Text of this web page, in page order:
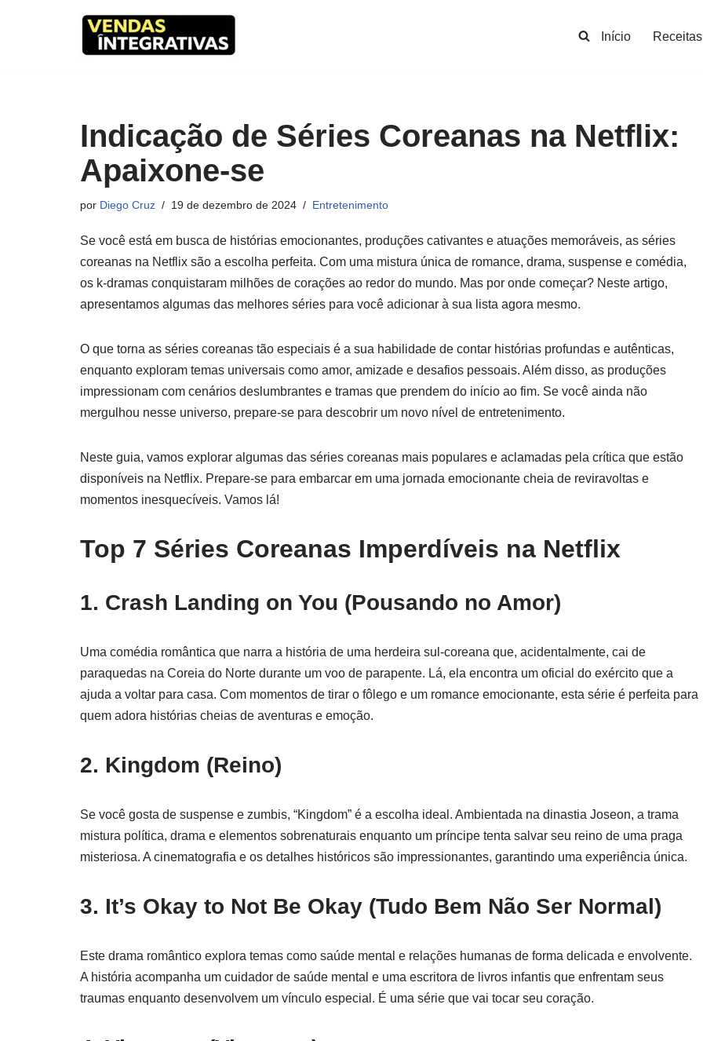
Início Receitas
Indicação de Séries Coreanas na Netflix:
Apaixone-se
por Diego Cruz 19 de dezembro de 2024 Entretenimento
Se você está em busca de histórias emocionantes, produções cativantes e atuações memoráveis, as séries
coreanas na Netflix são a escolha perfeita. Com uma mistura única de romance, drama, suspense e comédia,
os k-dramas conquistaram milhões de corações ao redor do mundo. Mas por onde começar? Neste artigo,
apresentamos algumas das melhores séries para você adicionar à sua lista agora mesmo.
O que torna as séries coreanas tão especiais é a sua habilidade de contar histórias profundas e autênticas,
enquanto exploram temas universais como amor, amizade e desafios pessoais. Além disso, as produções
impressionam com cenários deslumbrantes e tramas que prendem do início ao fim. Se você ainda não
mergulhou nesse universo, prepare-se para descobrir um novo nível de entretenimento.
Neste guia, vamos explorar algumas das séries coreanas mais populares e aclamadas pela crítica que estão
disponíveis na Netflix. Prepare-se para embarcar em uma jornada emocionante cheia de reviravoltas e
momentos inesquecíveis. Vamos lá!
Top 7 Séries Coreanas Imperdíveis na Netflix
1. Crash Landing on You (Pousando no Amor)
Uma comédia romântica que narra a história de uma herdeira sul-coreana que, acidentalmente, cai de
paraquedas na Coreia do Norte durante um voo de parapente. Lá, ela encontra um oficial do exército que a
ajuda a voltar para casa. Com momentos de tirar o fôlego e um romance emocionante, esta série é perfeita para
quem adora histórias cheias de aventuras e emoção.
2. Kingdom (Reino)
Se você gosta de suspense e zumbis, “Kingdom” é a escolha ideal. Ambientada na dinastia Joseon, a trama
mistura política, drama e elementos sobrenaturais enquanto um príncipe tenta salvar seu reino de uma praga
misteriosa. A cinematografia e os detalhes históricos são impressionantes, garantindo uma experiência única.
3. It’s Okay to Not Be Okay (Tudo Bem Não Ser Normal)
Este drama romântico explora temas como saúde mental e relações humanas de forma delicada e envolvente.
A história acompanha um cuidador de saúde mental e uma escritora de livros infantis que enfrentam seus
traumas enquanto desenvolvem um vínculo especial. É uma série que vai tocar seu coração.